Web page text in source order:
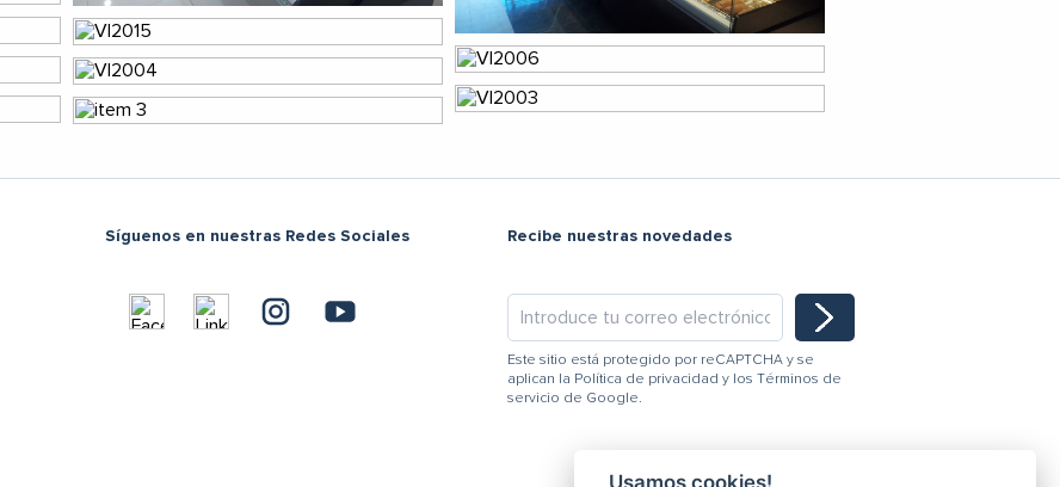
Síguenos en nuestras Redes Sociales Recibe nuestras novedades
Este sitio está protegido por reCAPTCHA y se
aplican la Política de privacidad y losTérminos de
servicio de Google.